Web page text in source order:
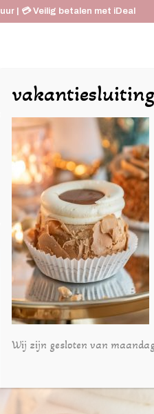
| 💳 Veilig betalen met iDeal
De Huyskamer
110-16-2
28, 2023
vakantiesluiting
Wij zijn gesloten van